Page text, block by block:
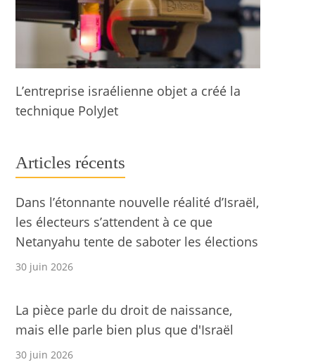
L’entreprise israélienne objet a créé la
technique PolyJet
Articles récents
Dans l’étonnante nouvelle réalité d’Israël,
les électeurs s’attendent à ce que
Netanyahu tente de saboter les élections
30 juin 2026
La pièce parle du droit de naissance,
mais elle parle bien plus que d'Israël
30 juin 2026